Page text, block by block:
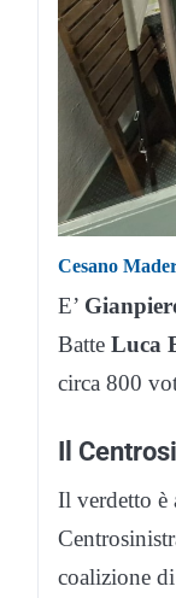
Cesano
E’
Batte Luca
circa 800
Il
Il verdetto è
coalizione